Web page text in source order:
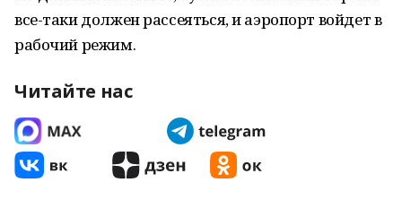
все-таки должен рассеяться, и аэропорт войдет в
рабочий режим.
Читайте нас